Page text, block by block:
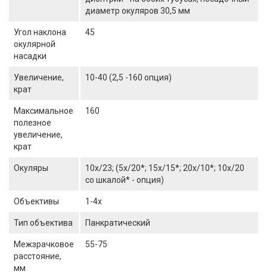
диаметр окуляров 30,5 мм
Угол наклона
окулярной
насадки
45
Увеличение,
крат
10-40 (2,5 -160 опция)
Максимальное
полезное
увеличение,
крат
160
Окуляры
10х/23; (5х/20*; 15х/15*; 20х/10*; 10х/20
со шкалой* - опция)
Объективы 1-4х
Тип объектива Панкратический
Межзрачковое
расстояние,
мм
55-75